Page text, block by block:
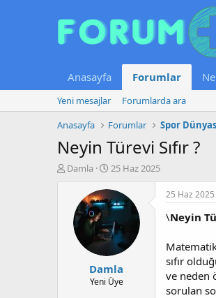
Anasayfa Forumlar
Yeni mesajlar
Forumlarda ara
Anasayfa
Forumlar Spor
Neyin Türevi Sıfır ?
K
Damla
B
ş
l
a
n
g
ı
ç
t
25 Haz 2025
Damla
Yeni Üye
25 Haz 2025
\Neyin
sıfır
ve neden
sorulan